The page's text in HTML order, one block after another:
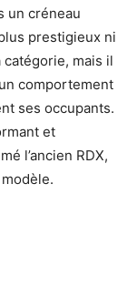
un créneau
prestigieux ni
mais il
comportement
ses occupants.
et
l’ancien RDX,